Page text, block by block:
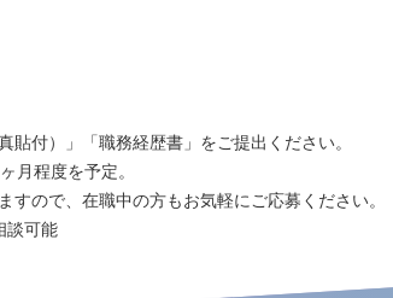
付）」「職務経歴書」をご提出ください。
月程度を予定。
ので、在職中の方もお気軽にご応募ください。
談可能